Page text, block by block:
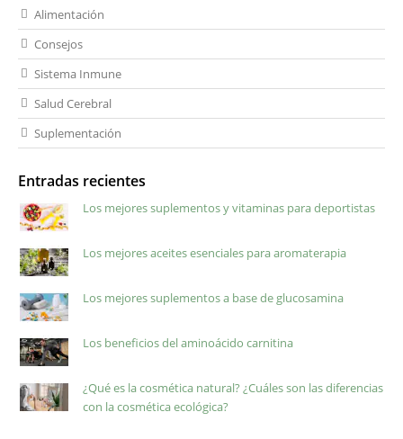
Alimentación
Consejos
Sistema Inmune
Salud Cerebral
Suplementación
Entradas recientes
Los mejores suplementos y vitaminas para deportistas
Los mejores aceites esenciales para aromaterapia
Los mejores suplementos a base de glucosamina
Los beneficios del aminoácido carnitina
¿Qué es la cosmética natural? ¿Cuáles son las diferencias
con la cosmética ecológica?